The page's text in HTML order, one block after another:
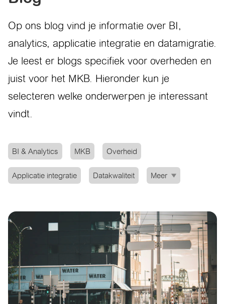
Op ons blog vind je informatie over BI,
analytics, applicatie integratie en datamigratie.
Je leest er blogs specifiek voor overheden en
juist voor het MKB. Hieronder kun je
selecteren welke onderwerpen je interessant
vindt.
BI & Analytics MKB Overheid
Applicatie integratie Datakwaliteit Meer